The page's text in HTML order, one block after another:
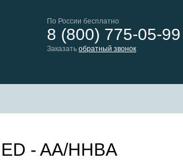
По России бесплатно
8 (800) 775-05-99
Заказать обратный звонок
- AA/HHBA